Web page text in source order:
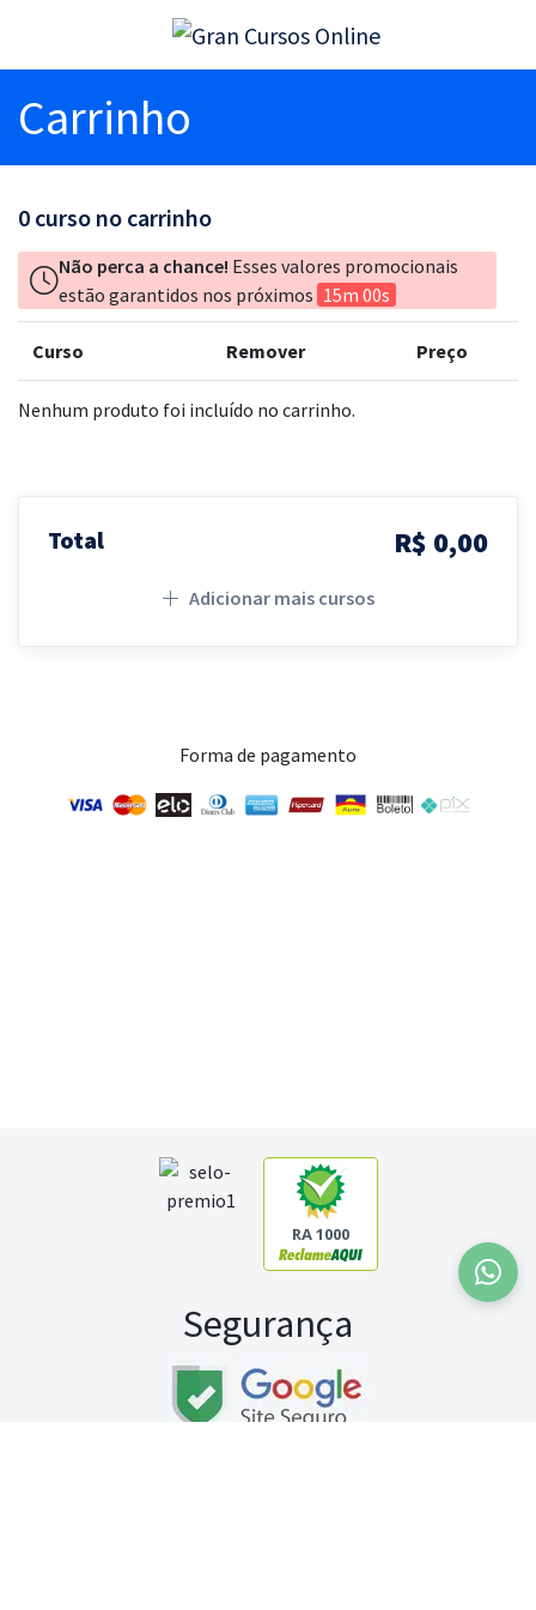
Carrinho
0 curso no carrinho
Não perca a chance! Esses valores promocionais
estão garantidos nos próximos 15m 00s
Curso Remover Preço
Nenhum produto foi incluído no carrinho.
Total R$ 0,00
Adicionar mais cursos
Forma de pagamento
RA 1000
Segurança